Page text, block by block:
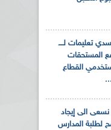
تعليمات لــــ
المستحقات
القطاع
الى إيجاد
لطلبة المدارس